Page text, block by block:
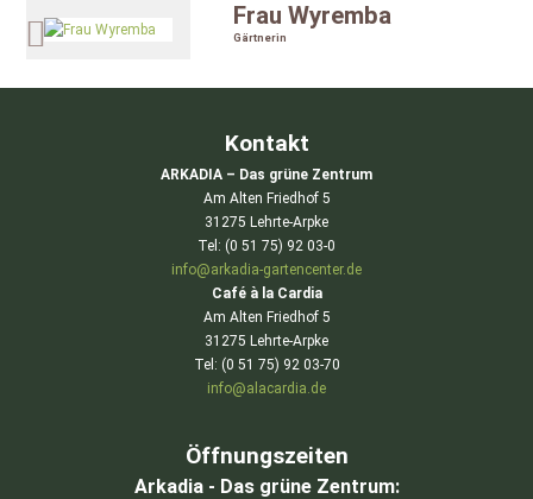
Frau Wyremba
Gärtnerin
Kontakt
ARKADIA – Das grüne Zentrum
Am Alten Friedhof 5
31275 Lehrte-Arpke
Tel: (0 51 75) 92 03-0
info@arkadia-gartencenter.de
Café à la Cardia
Am Alten Friedhof 5
31275 Lehrte-Arpke
Tel: (0 51 75) 92 03-70
info@alacardia.de
Öffnungszeiten
Arkadia - Das grüne Zentrum: